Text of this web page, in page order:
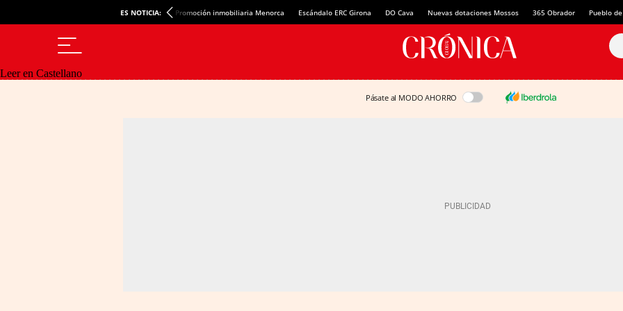
ES NOTICIA: Promoción inmobiliaria Menorca Escándalo ERC Girona DO Cava Nuevas dotaciones Mossos 365 Obrador Pueblo
Leer en Castellano
Pásate al MODO AHORRO